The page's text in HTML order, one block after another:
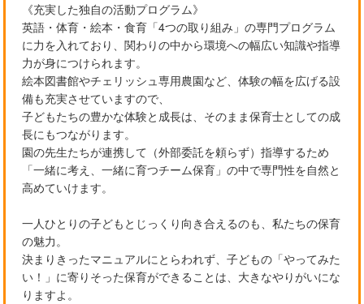
《充実した独自の活動プログラム》
英語・体育・絵本・食育「4つの取り組み」の専門プログラム
に力を入れており、関わりの中から環境への幅広い知識や指導
力が身につけられます。
絵本図書館やチェリッシュ専用農園など、体験の幅を広げる設
備も充実させていますので、
子どもたちの豊かな体験と成長は、そのまま保育士としての成
長にもつながります。
園の先生たちが連携して（外部委託を頼らず）指導するため
「一緒に考え、一緒に育つチーム保育」の中で専門性を自然と
高めていけます。
一人ひとりの子どもとじっくり向き合えるのも、私たちの保育
の魅力。
決まりきったマニュアルにとらわれず、子どもの「やってみた
い！」に寄りそった保育ができることは、大きなやりがいにな
りますよ。